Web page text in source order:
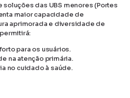
das UBS menores (Portes
maior capacidade de
aprimorada e diversidade de
para os usuários.
na atenção primária.
no cuidado à saúde.